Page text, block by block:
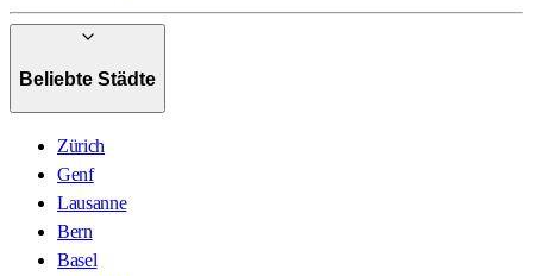
Beliebte Städte
Zürich
Genf
Lausanne
Bern
Basel